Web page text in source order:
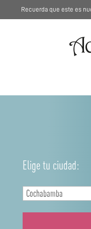
Recuerda que este es
Elige tu ciudad: